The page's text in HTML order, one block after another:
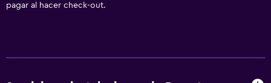
pagar al hacer check-out.